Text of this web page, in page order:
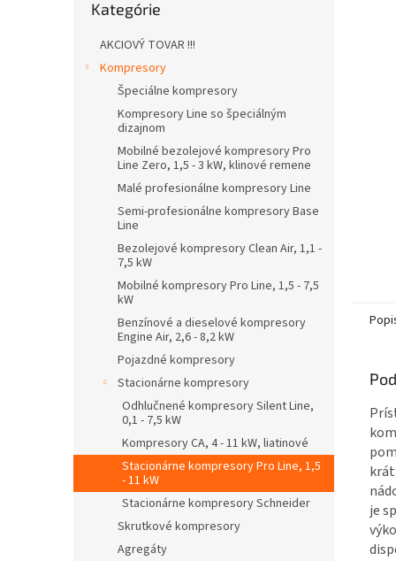
kategórie
Kategórie
AKCIOVÝ TOVAR !!!
Kompresory
Špeciálne kompresory
Kompresory Line so špeciálným
dizajnom
Mobilné bezolejové kompresory Pro
Line Zero, 1,5 - 3 kW, klinové remene
Malé profesionálne kompresory Line
Semi-profesionálne kompresory Base
Line
Bezolejové kompresory Clean Air, 1,1 -
7,5 kW
Mobilné kompresory Pro Line, 1,5 - 7,5
kW
Benzínové a dieselové kompresory
Engine Air, 2,6 - 8,2 kW
Pojazdné kompresory
Stacionárne kompresory
Odhlučnené kompresory Silent Line,
0,1 - 7,5 kW
Kompresory CA, 4 - 11 kW, liatinové
Stacionárne kompresory Pro Line, 1,5
- 11 kW
Stacionárne kompresory Schneider
Skrutkové kompresory
Agregáty
je